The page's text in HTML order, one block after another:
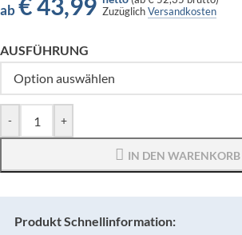
ab €43,99 ZuzüglichVersandkosten
AUSFÜHRUNG
- +
IN DEN WARENKORB
Produkt Schnellinformation: